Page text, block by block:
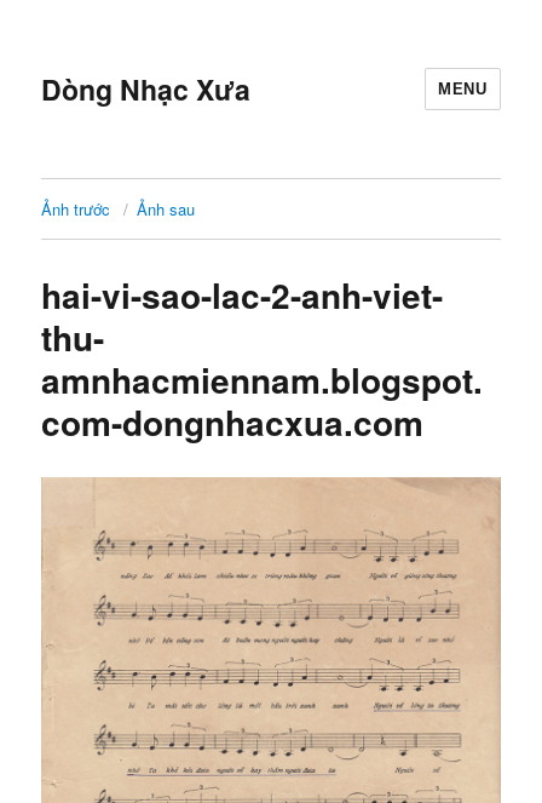
Dòng Nhạc Xưa MENU
Ảnh trước Ảnh sau
hai-vi-sao-lac-2-anh-viet-
thu-
amnhacmiennam.blogspot.
com-dongnhacxua.com